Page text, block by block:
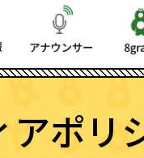
アポリ